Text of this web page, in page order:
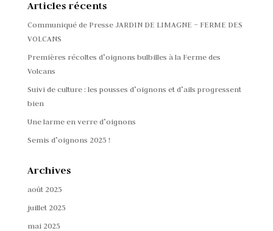
Articles récents
Communiqué de Presse JARDIN DE LIMAGNE – FERME DES
VOLCANS
Premières récoltes d’oignons bulbilles à la Ferme des
Volcans
Suivi de culture : les pousses d’oignons et d’ails progressent
bien
Une larme en verre d’oignons
Semis d’oignons 2025 !
Archives
août 2025
juillet 2025
mai 2025